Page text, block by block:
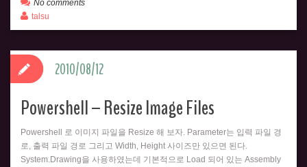
No comments
talsu
Powershell – Resize Image Files
Powershell 로 이미지 파일을 Resize 해 보자. Parameter는 입력 파일 경
로, 출력 파일 경로 그리고 Width, Height 사이즈만 있으면 된다.
System.Drawing을 사용하였는데 기본적으로 Load 되어 있는 Assembly
2010/08/12